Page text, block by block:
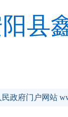
县
政府门户网站